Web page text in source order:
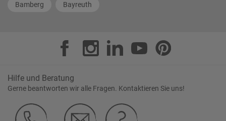
Bamberg Bayreuth
Hilfe und Beratung
Gerne beantworten wir alle Fragen. Kontaktieren Sie uns!